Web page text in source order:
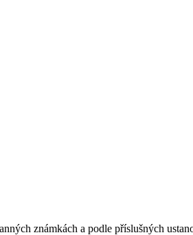
známkách a podle příslušných